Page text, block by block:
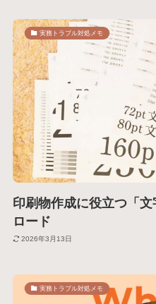
実務トラブル対処メモ
印刷物作成に役立つ「
ロード
2026年3月13日
実務トラブル対処メモ